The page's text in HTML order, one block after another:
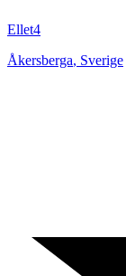
Ellet4
Åkersberga, Sverige